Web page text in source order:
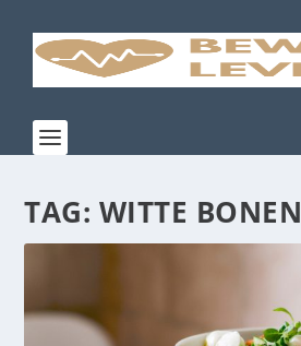
TAG: WITTE BONEN